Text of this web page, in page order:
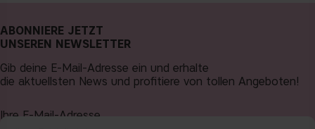
ABONNIERE JETZT
UNSEREN NEWSLETTER
Gib deine E-Mail-Adresse ein und erhalte
die aktuellsten News und profitiere von tollen Angeboten!
Ihre E-Mail-Adresse